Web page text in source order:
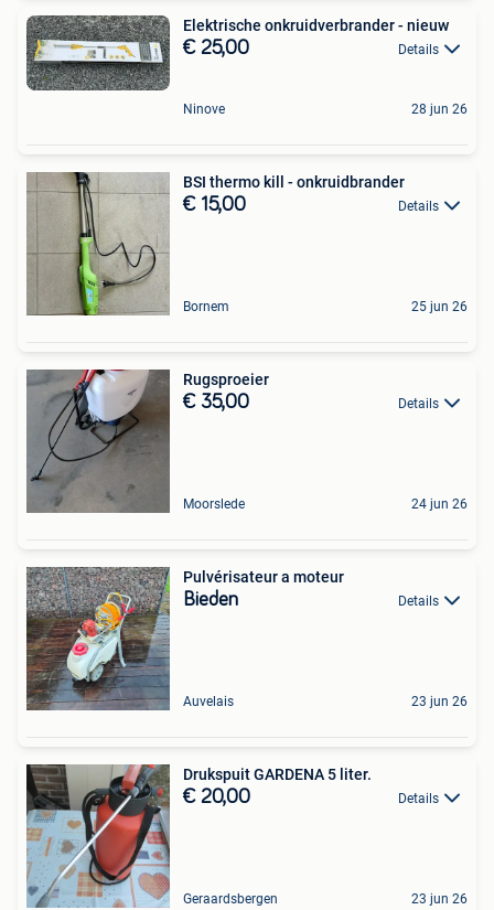
Elektrische onkruidverbrander - nieuw
€ 25,00 Details
Ninove 28 jun 26
BSI thermo kill - onkruidbrander
€ 15,00 Details
Bornem 25 jun 26
Rugsproeier
€ 35,00 Details
Moorslede 24 jun 26
Pulvérisateur a moteur
Bieden Details
Auvelais 23 jun 26
Drukspuit GARDENA 5 liter.
€ 20,00 Details
Geraardsbergen 23 jun 26